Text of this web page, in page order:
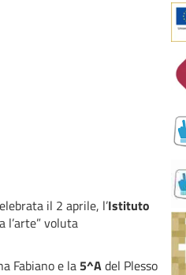
il 2 aprile, l’Istituto
l’arte” voluta
Fabiano e la 5^Adel Plesso